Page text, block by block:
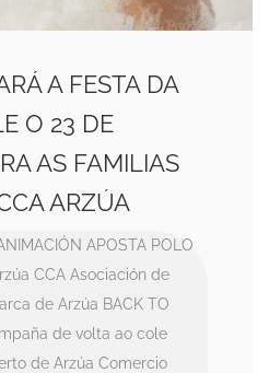
A FESTA DA
O 23 DE
AS FAMILIAS
ARZÚA
APOSTA POLO
CCA Asociación de
de Arzúa BACK TO
de volta ao cole
de Arzúa Comercio